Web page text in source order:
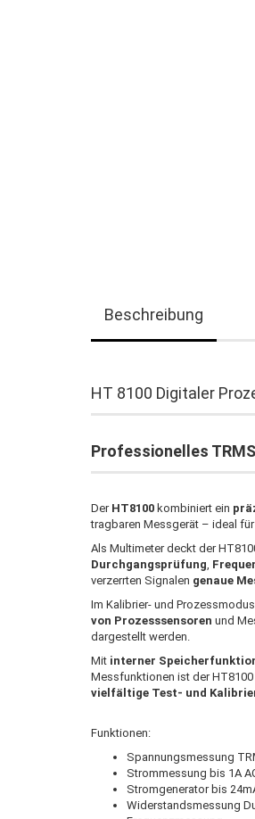
Beschreibung
HT 8100 Digitaler
Professionelles
Der HT8100 kombiniert ein
tragbaren Messgerät – ideal für
Als Multimeter deckt der
Durchgangsprüfung,
verzerrten Signalen genaue
Im Kalibrier- und
von Prozesssensoren und
dargestellt werden.
Mit interner
Messfunktionen ist der
vielfältige Test- und
Funktionen:
Spannungsmessung
Strommessung bis 1A
Stromgenerator bis
Widerstandsmessung